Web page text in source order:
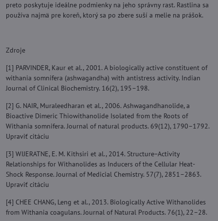
preto poskytuje ideálne podmienky na jeho správny rast. Rastlina sa
používa najmä pre koreň, ktorý sa po zbere suší a melie na prášok.
Zdroje
[1] PARVINDER, Kaur et al., 2001. A biologically active constituent of
withania somnifera (ashwagandha) with antistress activity. Indian
Journal of Clinical Biochemistry. 16(2), 195–198.
[2] G. NAIR, Muraleedharan et al., 2006. Ashwagandhanolide, a
Bioactive Dimeric Thiowithanolide Isolated from the Roots of
Withania somnifera. Journal of natural products. 69(12), 1790–1792.
Upraviť citáciu
[3] WIJERATNE, E. M. Kithsiri et al., 2014. Structure−Activity
Relationships for Withanolides as Inducers of the Cellular Heat-
Shock Response. Journal of Medicial Chemistry. 57(7), 2851–2863.
Upraviť citáciu
[4] CHEE CHANG, Leng et al., 2013. Biologically Active Withanolides
from Withania coagulans. Journal of Natural Products. 76(1), 22–28.